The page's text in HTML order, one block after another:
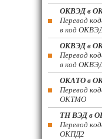
ОКВЭД в
Перевод
в код
ОКВЭД в
Перевод
в код
ОКАТО в
Перевод
ОКТМО
ТН ВЭД в
Перевод
ОКПД2